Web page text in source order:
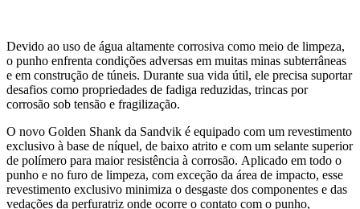
Devido ao uso de água altamente corrosiva como meio de limpeza,
o punho enfrenta condições adversas em muitas minas subterrâneas
e em construção de túneis. Durante sua vida útil, ele precisa suportar
desafios como propriedades de fadiga reduzidas, trincas por
corrosão sob tensão e fragilização.
O novo Golden Shank da Sandvik é equipado com um revestimento
exclusivo à base de níquel, de baixo atrito e com um selante superior
de polímero para maior resistência à corrosão. Aplicado em todo o
punho e no furo de limpeza, com exceção da área de impacto, esse
revestimento exclusivo minimiza o desgaste dos componentes e das
vedações da perfuratriz onde ocorre o contato com o punho,